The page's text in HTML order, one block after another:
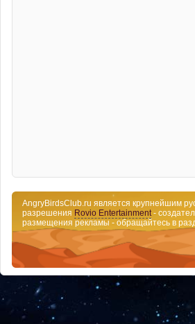
AngryBirdsClub.ru является крупнейшим
разрешения Rovio Entertainment-
размещения рекламы - обращайтесь в